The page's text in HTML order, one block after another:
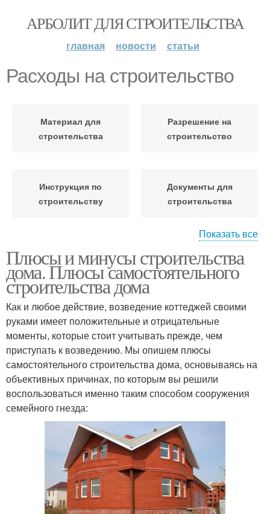
АРБОЛИТ ДЛЯ СТРОИТЕЛЬСТВА
главная новости статьи
Расходы на строительство
Материал для
строительства
Разрешение на
строительство
Инструкция по
строительству
Документы для
строительства
строительстве
Показать все
Плюсы и минусы строительства
дома. Плюсы самостоятельного
строительства дома
Как и любое действие, возведение коттеджей своими
руками имеет положительные и отрицательные
моменты, которые стоит учитывать прежде, чем
приступать к возведению. Мы опишем плюсы
самостоятельного строительства дома, основываясь на
объективных причинах, по которым вы решили
воспользоваться именно таким способом сооружения
семейного гнезда: